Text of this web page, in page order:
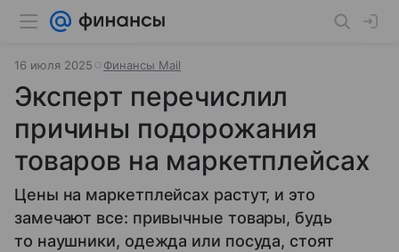
16 июля 2025 Финансы Mail
Эксперт перечислил
причины подорожания
товаров на маркетплейсах
Цены на маркетплейсах растут, и это
замечают все: привычные товары, будь
то наушники, одежда или посуда, стоят